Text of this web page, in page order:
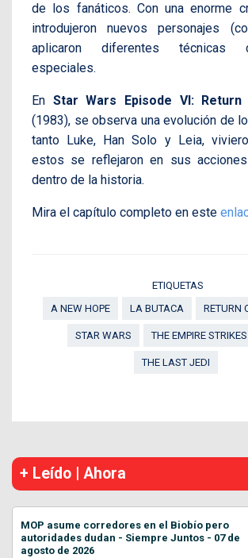
de los fanáticos. Con una enorme
introdujeron nuevos personajes
aplicaron diferentes técnicas
especiales.
En Star Wars Episode VI:
(1983), se observa una evolución de
tanto Luke, Han Solo y Leia,
estos se reflejaron en sus
dentro de la historia.
Mira el capítulo completo en este
ETIQUETAS
A NEW HOPE
LA BUTACA RETURN
STAR WARS THE EMPIRE
THE LAST JEDI
+ Leído | Ahora
MOP asume corredores en el Biobío pero
autoridades dudan - Siempre Juntos - 07 de
agosto de 2026